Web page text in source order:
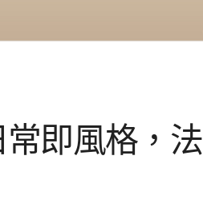
常即風格，法